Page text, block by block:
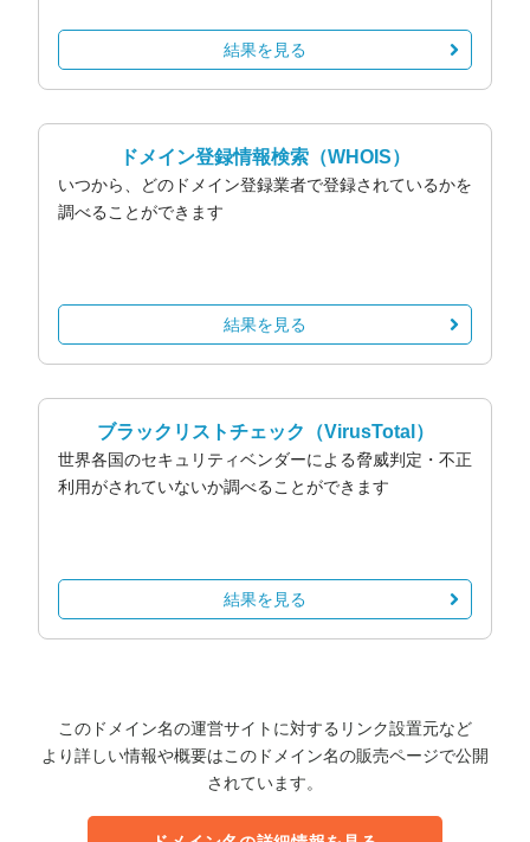
結果を見る
ドメイン登録情報検索 （WHOIS）
いつから、どのドメイン登録業者で登録されているかを
調べることができます
結果を見る
ブラックリストチェック （VirusTotal）
世界各国のセキュリティベンダーによる脅威判定・不正
利用がされていないか調べることができます
結果を見る
このドメイン名の運営サイトに対するリンク設置元など
より詳しい情報や概要はこのドメイン名の販売ページで公開
されています。